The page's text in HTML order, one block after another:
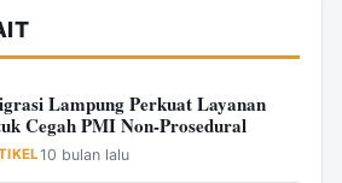
Lampung Perkuat Layanan
Cegah PMI Non-Prosedural
10 bulan lalu